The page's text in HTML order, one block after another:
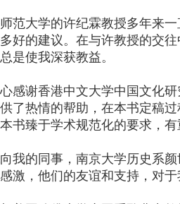
大学的许纪霖教授多年来一
好的建议。在与许教授的交
是使我深获教益。
谢香港中文大学中国文化研
了热情的帮助，在本书定稿
书臻于学术规范化的要求，
的同事，南京大学历史系颜
激，他们的友谊和支持，对